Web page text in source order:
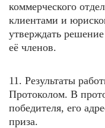
коммерческого
клиентами и
утверждать
её членов.
11. Результаты
Протоколом. В
победителя, его
приза.